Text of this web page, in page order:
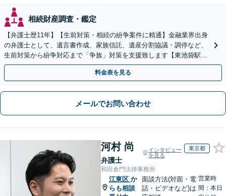
相続財産調査・鑑定
【弁護士歴11年】【生前対策・相続の紛争案件に精通】金融業界出身
の弁護士として、遺言書作成、家族信託、遺産分割協議・調停など、
生前対策から紛争対応まで「争族」対策を支援致します【東池袋駅2
分】【初回面談無料】
料金表を見る
メールでお問い合わせ
河村 尚
弁護士
インタビュー
を見る
東京都
和田倉門法律事務所
江東区 か
らも相談
面談方法(対面・電
話・ビデオなど)は
営業時
間：本日